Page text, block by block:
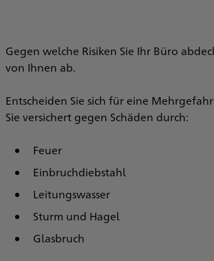
Gegen welche Risiken Sie Ihr Büro
von Ihnen ab.
Entscheiden Sie sich für eine
Sie versichert gegen Schäden durch:
Feuer
Einbruchdiebstahl
Leitungswasser
Sturm und Hagel
Glasbruch